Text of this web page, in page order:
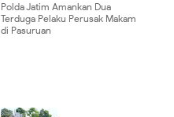
Polda Jatim Amankan Dua
Terduga Pelaku Perusak Makam
di Pasuruan